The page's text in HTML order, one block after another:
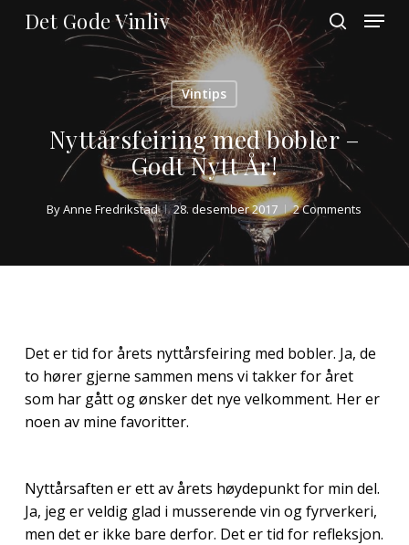
SkipDet Gode Vinliv Menu
Vintips
Nyttårsfeiring med bobler –
Godt Nytt År!
ByAnne Fredrikstad 28. desember 2017 2 Comments
Det er tid for årets nyttårsfeiring med bobler. Ja, de
to hører gjerne sammen mens vi takker for året
som har gått og ønsker det nye velkomment. Her er
noen av mine favoritter.
Nyttårsaften er ett av årets høydepunkt for min del.
Ja, jeg er veldig glad i musserende vin og fyrverkeri,
men det er ikke bare derfor. Det er tid for refleksjon.